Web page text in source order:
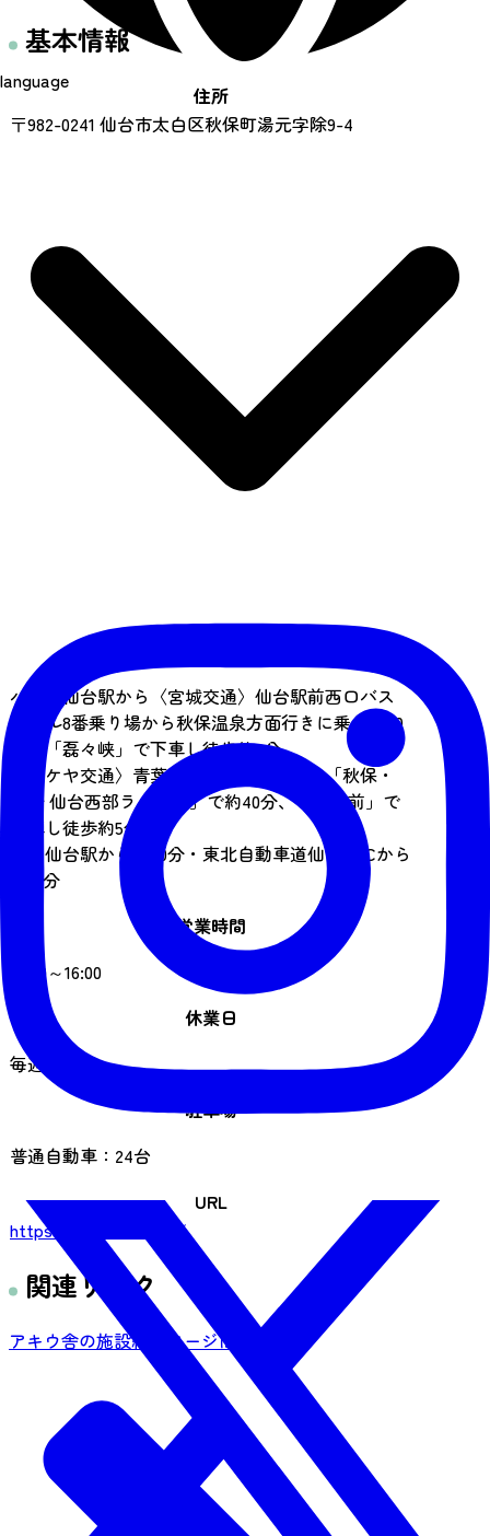
language
基本情報
住所
〒982-0241 仙台市太白区秋保町湯元字除9-4
バス：仙台駅から〈宮城交通〉仙台駅前西口バス
プール8番乗り場から秋保温泉方面行きに乗り約50
分、「磊々峡」で下車し徒歩約5分
〈タケヤ交通〉青葉通り63番乗り場から「秋保・
川崎 仙台西部ライナー」で約40分、「瑞鳳前」で
下車し徒歩約5分
車：仙台駅から約30分・東北自動車道仙台南ICから
約15分
営業時間
10:00～16:00
休業日
毎週火曜日
駐車場
普通自動車：24台
URL
https://katotsuchi.jp/
関連リンク
アキウ舎の施設紹介ページはこちら